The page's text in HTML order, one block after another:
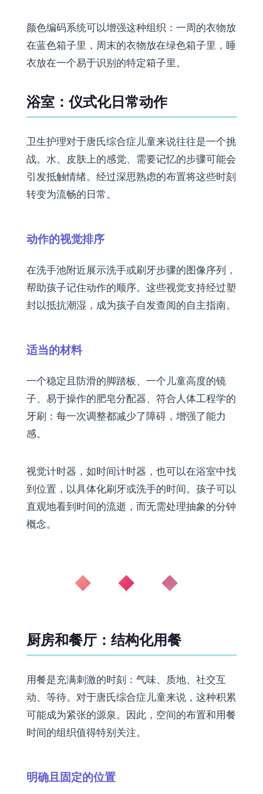
颜色编码系统可以增强这种组织：一周的衣物放
在蓝色箱子里，周末的衣物放在绿色箱子里，睡
衣放在一个易于识别的特定箱子里。
浴室：仪式化日常动作
卫生护理对于唐氏综合症儿童来说往往是一个挑
战。水、皮肤上的感觉、需要记忆的步骤可能会
引发抵触情绪。经过深思熟虑的布置将这些时刻
转变为流畅的日常。
动作的视觉排序
在洗手池附近展示洗手或刷牙步骤的图像序列，
帮助孩子记住动作的顺序。这些视觉支持经过塑
封以抵抗潮湿，成为孩子自发查阅的自主指南。
适当的材料
一个稳定且防滑的脚踏板、一个儿童高度的镜
子、易于操作的肥皂分配器、符合人体工程学的
牙刷：每一次调整都减少了障碍，增强了能力
感。
视觉计时器，如时间计时器，也可以在浴室中找
到位置，以具体化刷牙或洗手的时间。孩子可以
直观地看到时间的流逝，而无需处理抽象的分钟
概念。
◆ ◆ ◆
厨房和餐厅：结构化用餐
用餐是充满刺激的时刻：气味、质地、社交互
动、等待。对于唐氏综合症儿童来说，这种积累
可能成为紧张的源泉。因此，空间的布置和用餐
时间的组织值得特别关注。
明确且固定的位置